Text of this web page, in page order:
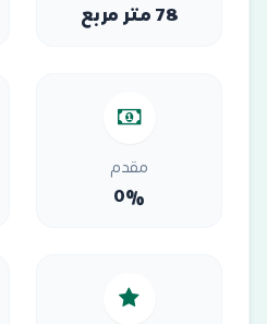
78 متر مربع
مقدم
0%